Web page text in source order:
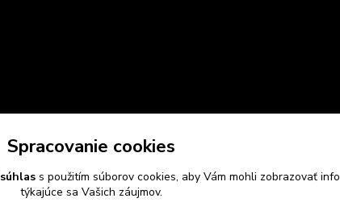
Spracovanie cookies
súhlas s použitím súborov cookies, aby Vám mohli zobrazovať
týkajúce sa Vašich záujmov.